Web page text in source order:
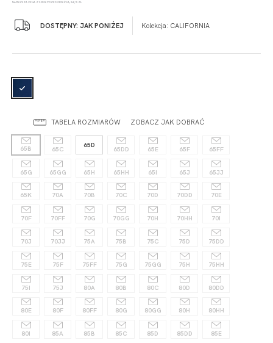
NAJNIŻSZA CENA Z 30 DNI PRZED OBNIŻKĄ: 263,15 ZŁ
DOSTĘPNY: JAK PONIŻEJ Kolekcja: CALIFORNIA
TABELA ROZMIARÓW ZOBACZ JAK DOBRAĆ
65B 65C
65D
65DD 65E 65F 65FF
65G 65GG 65H 65HH 65I 65J 65JJ
65K 70A 70B 70C 70D 70DD 70E
70F 70FF 70G 70GG 70H 70HH 70I
70J 70JJ 75A 75B 75C 75D 75DD
75E 75F 75FF 75G 75GG 75H 75HH
75I 75J 80A 80B 80C 80D 80DD
80E 80F 80FF 80G 80GG 80H 80HH
80I 85A 85B 85C 85D 85DD 85E